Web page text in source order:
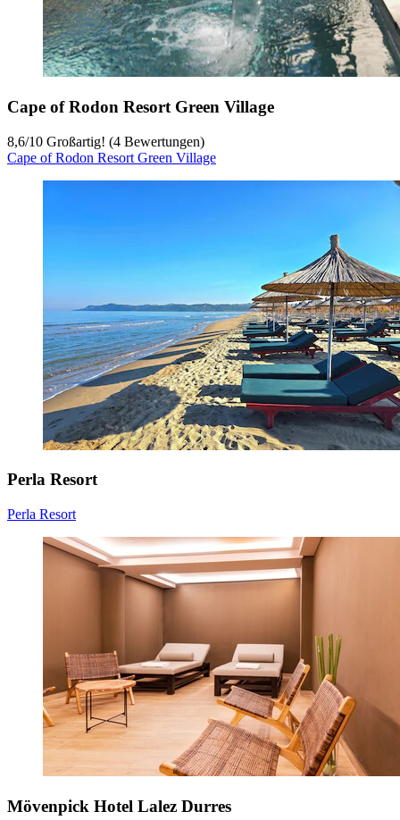
Cape of Rodon Resort Green Village
8,6/10 Großartig! (4 Bewertungen)
Cape of Rodon Resort Green Village
Perla Resort
Perla Resort
Mövenpick Hotel Lalez Durres